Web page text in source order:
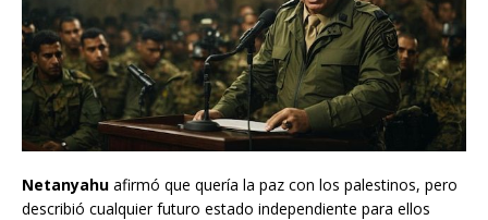
Netanyahu afirmó que quería la paz con los palestinos, pero
describió cualquier futuro estado independiente para ellos